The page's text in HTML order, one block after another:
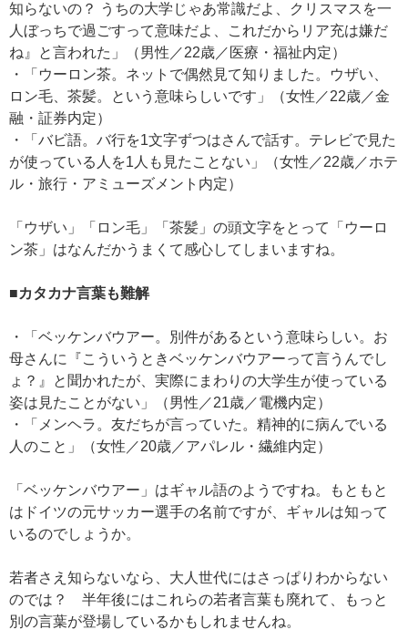
知らないの？ うちの大学じゃあ常識だよ、クリスマスを一
人ぼっちで過ごすって意味だよ、これだからリア充は嫌だ
ね』と言われた」（男性／22歳／医療・福祉内定）
・「ウーロン茶。ネットで偶然見て知りました。ウザい、
ロン毛、茶髪。という意味らしいです」（女性／22歳／金
融・証券内定）
・「バビ語。バ行を1文字ずつはさんで話す。テレビで見た
が使っている人を1人も見たことない」（女性／22歳／ホテ
ル・旅行・アミューズメント内定）
「ウザい」「ロン毛」「茶髪」の頭文字をとって「ウーロ
ン茶」はなんだかうまくて感心してしまいますね。
■カタカナ言葉も難解
・「ベッケンバウアー。別件があるという意味らしい。お
母さんに『こういうときベッケンバウアーって言うんでし
ょ？』と聞かれたが、実際にまわりの大学生が使っている
姿は見たことがない」（男性／21歳／電機内定）
・「メンヘラ。友だちが言っていた。精神的に病んでいる
人のこと」（女性／20歳／アパレル・繊維内定）
「ベッケンバウアー」はギャル語のようですね。もともと
はドイツの元サッカー選手の名前ですが、ギャルは知って
いるのでしょうか。
若者さえ知らないなら、大人世代にはさっぱりわからない
のでは？ 半年後にはこれらの若者言葉も廃れて、もっと
別の言葉が登場しているかもしれませんね。